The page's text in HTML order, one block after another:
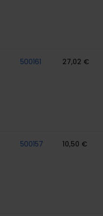
500161 27,02 €
500157 10,50 €